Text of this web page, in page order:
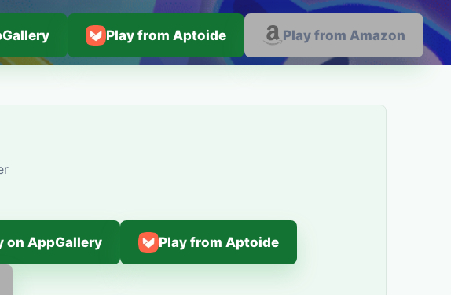
Play from Aptoide Play from Amazon
on AppGallery Play from Aptoide